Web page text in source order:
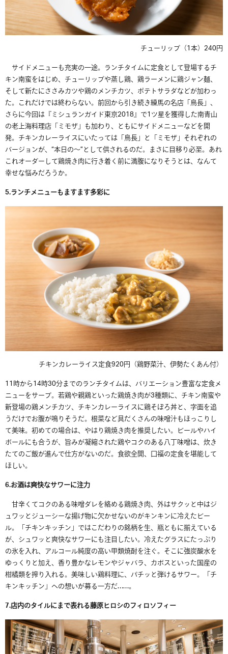
チューリップ（1本）240円
サイドメニューも充実の一途。ランチタイムに定食として登場するチ
キン南蛮をはじめ、チューリップや蒸し鶏、鶏ラーメンに鶏ジャン麺、
そして新たにささみカツや鶏のメンチカツ、ポテトサラダなどが加わっ
た。これだけでは終わらない。前回から引き続き練馬の名店「鳥長」、
さらに今回は『ミシュランガイド東京2018』で1ツ星を獲得した南青山
の老上海料理店「ミモザ」も加わり、ともにサイドメニューなどを開
発。チキンカレーライスにいたっては「鳥長」と「ミモザ」それぞれの
バージョンが、 “本日の～”として供されるのだ。まさに目移り必至。あれ
これオーダーして鶏焼き肉に行き着く前に満腹になりそうとは、なんて
幸せな悩みだろうか。
5.ランチメニューもますます多彩に
チキンカレーライス定食920円（鶏野菜汁、伊勢たくあん付）
11時から14時30分までのランチタイムは、バリエーション豊富な定食メ
ニューをサーブ。若鶏や親鶏といった鶏焼き肉が3種類に、チキン南蛮や
新登場の鶏メンチカツ、チキンカレーライスに鶏そぼろ丼と、字面を追
うだけでお腹が鳴りそうだ。根菜など具だくさんの味噌汁もほっこりし
て美味。初めての場合は、やはり鶏焼き肉を推奨したい。ビールやハイ
ボールにも合うが、旨みが凝縮された鶏やコクのある八丁味噌は、炊き
たてのご飯が進んで仕方がないのだ。食欲全開、口福の定食を堪能して
ほしい。
6.お酒は爽快なサワーに注力
甘辛くてコクのある味噌ダレを絡める鶏焼き肉、外はサクッと中はジ
ュワッとジューシーな揚げ物に欠かせないのがキンキンに冷えたビー
ル。「チキンキッチン」ではこだわりの銘柄を生、瓶ともに揃えている
が、シュワッと爽快なサワーにも注目したい。冷えたグラスにたっぷり
の氷を入れ、アルコール純度の高い甲類焼酎を注ぐ。そこに強炭酸水を
ゆっくりと加え、香り豊かなレモンやジャバラ、カボスといった国産の
柑橘類を搾り入れる。美味しい鶏料理に、パチッと弾けるサワー。「チ
キンキッチン」への想いが募る一方だ……。
7.店内のタイルにまで表れる藤原ヒロシのフィロソフィー